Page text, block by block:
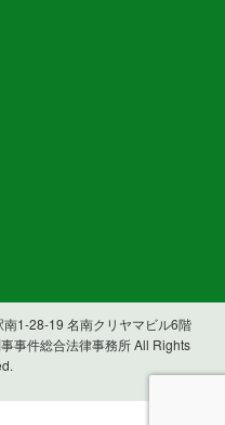
1-28-19 名南クリヤマビル6階
事件総合法律事務所 All Rights